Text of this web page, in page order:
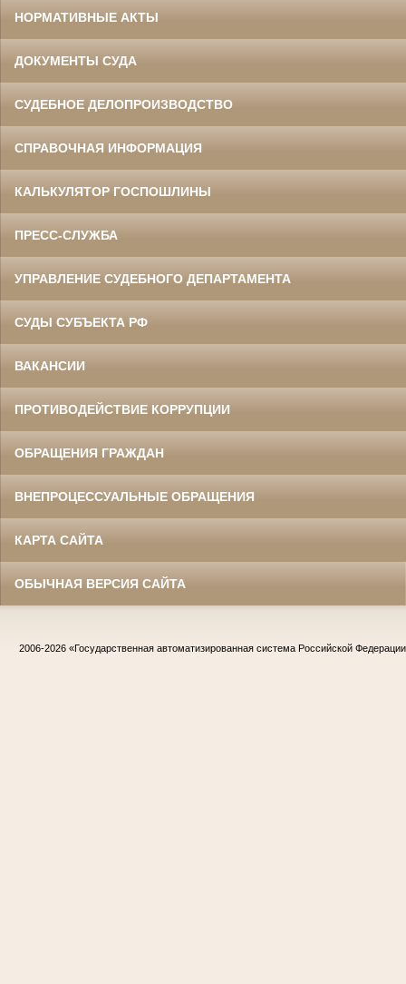
НОРМАТИВНЫЕ АКТЫ
ДОКУМЕНТЫ СУДА
СУДЕБНОЕ ДЕЛОПРОИЗВОДСТВО
СПРАВОЧНАЯ ИНФОРМАЦИЯ
КАЛЬКУЛЯТОР ГОСПОШЛИНЫ
ПРЕСС-СЛУЖБА
УПРАВЛЕНИЕ СУДЕБНОГО ДЕПАРТАМЕНТА
СУДЫ СУБЪЕКТА РФ
ВАКАНСИИ
ПРОТИВОДЕЙСТВИЕ КОРРУПЦИИ
ОБРАЩЕНИЯ ГРАЖДАН
ВНЕПРОЦЕССУАЛЬНЫЕ ОБРАЩЕНИЯ
КАРТА САЙТА
ОБЫЧНАЯ ВЕРСИЯ САЙТА
2006-2026 «Государственная автоматизированная система Российской